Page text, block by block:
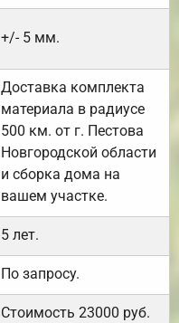
+/- 5 мм.
Доставка комплекта
материала в радиусе
500 км. от г. Пестова
Новгородской области
и сборка дома на
вашем участке.
5 лет.
По запросу.
Стоимость 23000 руб.